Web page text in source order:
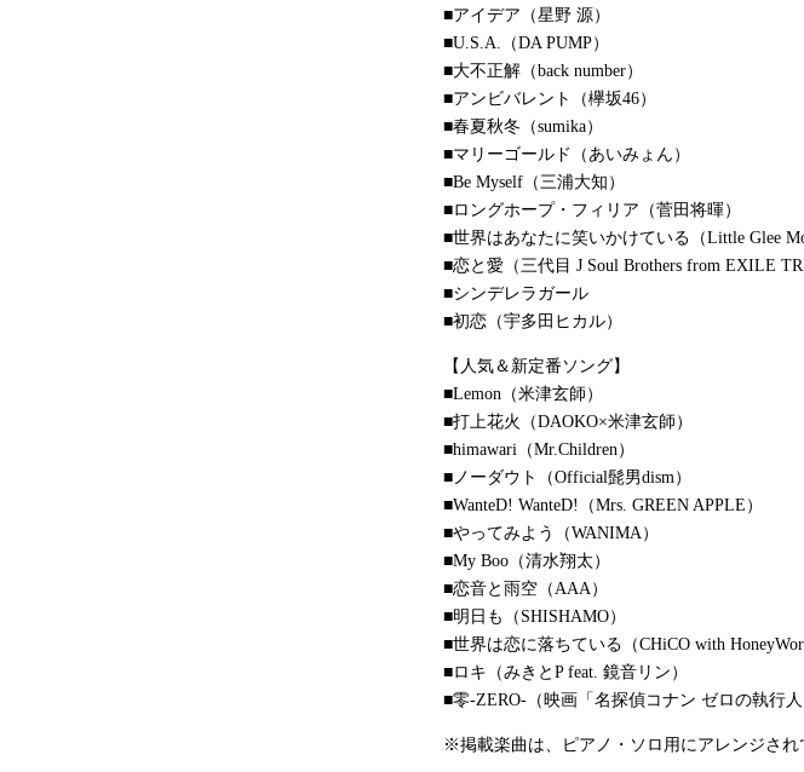
■アイデア（星野 源）
■U.S.A.（DA PUMP）
■大不正解（back number）
■アンビバレント（欅坂46）
■春夏秋冬（sumika）
■マリーゴールド（あいみょん）
■Be Myself（三浦大知）
■ロングホープ・フィリア（菅田将暉）
■世界はあなたに笑いかけている（Little Glee
■恋と愛（三代目 J Soul Brothers from EXILE
■シンデレラガール
■初恋（宇多田ヒカル）
【人気＆新定番ソング】
■Lemon（米津玄師）
■打上花火（DAOKO×米津玄師）
■himawari（Mr.Children）
■ノーダウト（Official髭男dism）
■WanteD! WanteD!（Mrs. GREEN APPLE）
■やってみよう（WANIMA）
■My Boo（清水翔太）
■恋音と雨空（AAA）
■明日も（SHISHAMO）
■世界は恋に落ちている（CHiCO with
■ロキ（みきとP feat. 鏡音リン）
■零-ZERO-（映画「名探偵コナン ゼロの執行人
※掲載楽曲は、ピアノ・ソロ用にアレンジされ